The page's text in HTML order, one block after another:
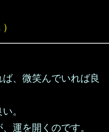
）
、微笑んでいれば良
。
運を開くのです。